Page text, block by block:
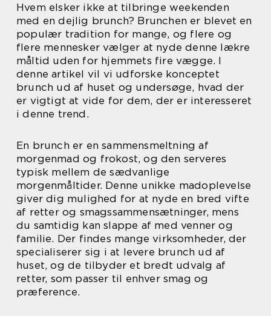
Hvem elsker ikke at tilbringe weekenden
med en dejlig brunch? Brunchen er blevet en
populær tradition for mange, og flere og
flere mennesker vælger at nyde denne lækre
måltid uden for hjemmets fire vægge. I
denne artikel vil vi udforske konceptet
brunch ud af huset og undersøge, hvad der
er vigtigt at vide for dem, der er interesseret
i denne trend.
En brunch er en sammensmeltning af
morgenmad og frokost, og den serveres
typisk mellem de sædvanlige
morgenmåltider. Denne unikke madoplevelse
giver dig mulighed for at nyde en bred vifte
af retter og smagssammensætninger, mens
du samtidig kan slappe af med venner og
familie. Der findes mange virksomheder, der
specialiserer sig i at levere brunch ud af
huset, og de tilbyder et bredt udvalg af
retter, som passer til enhver smag og
præference.